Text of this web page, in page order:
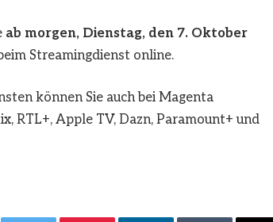
ab morgen, Dienstag, den 7. Oktober
Streamingdienst online.
können Sie auch bei Magenta
RTL+, Apple TV, Dazn, Paramount+ und